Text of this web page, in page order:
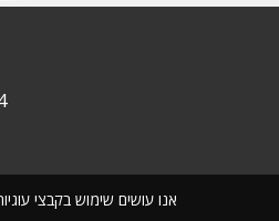
אנו עושים שימוש בקבצי